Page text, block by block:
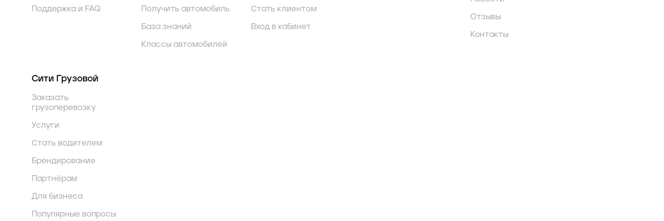
Поддержка и FAQ Получить автомобиль
База знаний
Классы автомобилей
Стать клиентом
Вход в кабинет
Отзывы
Контакты
Сити Грузовой
Заказать
грузоперевозку
Услуги
Стать водителем
Брендирование
Партнёрам
Для бизнеса
Популярные вопросы